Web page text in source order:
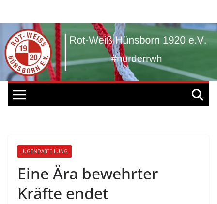
springen
JUGENDABTEILUNG
Eine Ära bewehrter
Kräfte endet